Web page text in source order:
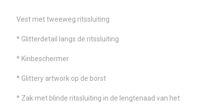
Vest met tweeweg ritssluiting
* Glitterdetail langs de ritssluiting
* Kinbeschermer
* Glittery artwork op de borst
* Zak met blinde ritssluiting in de lengtenaad van het